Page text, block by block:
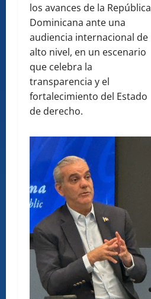
los avances de la República
Dominicana ante una
audiencia internacional de
alto nivel, en un escenario
que celebra la
transparencia y el
fortalecimiento del Estado
de derecho.